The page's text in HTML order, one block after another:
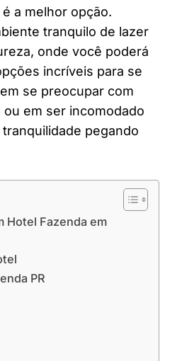
é a melhor opção.
tranquilo de lazer
onde você poderá
incríveis para se
se preocupar com
em ser incomodado
pegando
Hotel Fazenda em
PR